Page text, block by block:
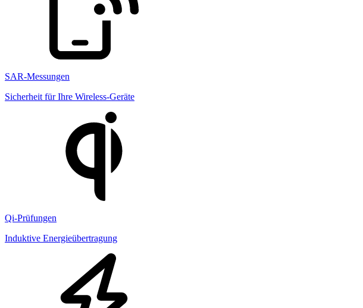
SAR-Messungen
Sicherheit für Ihre Wireless-Geräte
Qi-Prüfungen
Induktive Energieübertragung